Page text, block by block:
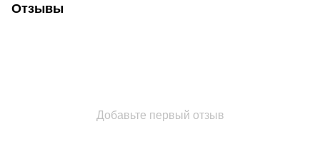
Отзывы
Добавьте первый отзыв